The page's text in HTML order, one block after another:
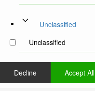
Unclassified
Unclassified
Decline Accept All